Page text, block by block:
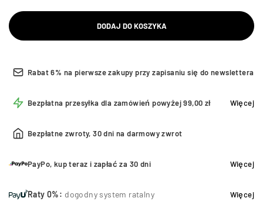
DODAJ DO KOSZYKA
Rabat 6% na pierwsze zakupy przy zapisaniu się do newslettera
Bezpłatna przesyłka dla zamówień powyżej 99,00 zł Więcej
Bezpłatne zwroty, 30 dni na darmowy zwrot
PayPo, kup teraz i zapłać za 30 dni Więcej
Raty 0%: dogodny system ratalny Więcej